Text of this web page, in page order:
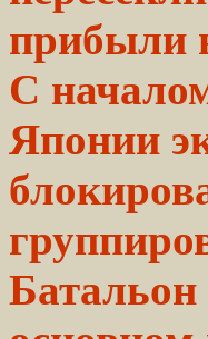
прибыли
С
Японии